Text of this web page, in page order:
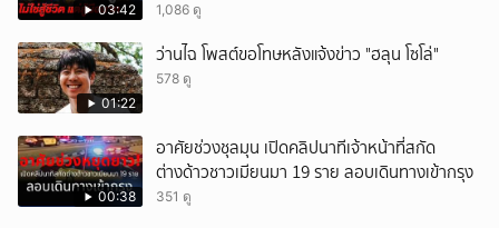
03:42 1,086 ดู
01:22
ว่านไฉ โพสต์ขอโทษหลังแจ้งข่าว "ฮลุน โซโล่"
578 ดู
00:38
อาศัยช่วงชุลมุน เปิดคลิปนาทีเจ้าหน้าที่สกัด
ต่างด้าวชาวเมียนมา 19 ราย ลอบเดินทางเข้ากรุง
351 ดู